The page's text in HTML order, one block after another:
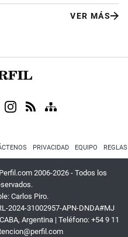
VER MÁS
PRIVACIDAD EQUIPO
2006-2026 - Todos los
Carlos Piro.
2024-31002957-APN-DNDA#MJ
CABA, Argentina | Teléfono: +54 9 11